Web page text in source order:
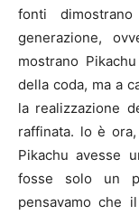
fonti
generazione,
mostrano
della coda, ma a
la realizzazione
raffinata. lo è
Pikachu avesse
fosse solo un
pensavamo che